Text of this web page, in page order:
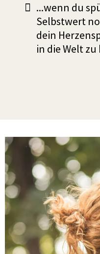
...wenn du
Selbstwert
dein
in die Welt